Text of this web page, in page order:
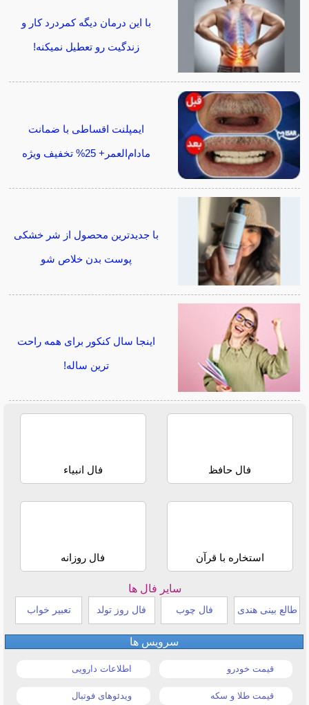
با این درمان دیگه کمردرد کار و
زندگیت رو تعطیل نمیکنه!
ایمپلنت اقساطی با ضمانت
مادام‌العمر+ 25% تخفیف ویژه
با جدیدترین محصول از شر خشکی
پوست بدن خلاص شو
اینجا سال کنکور برای همه راحت
ترین ساله!
فال حافظ فال انبیاء
استخاره با قرآن فال روزانه
سایر فال ها
طالع بینی هندی فال چوب فال روز تولد تعبیر خواب
سرویس ها
قیمت خودرو اطلاعات دارویی
قیمت طلا و سکه ویدئوهای فوتبال